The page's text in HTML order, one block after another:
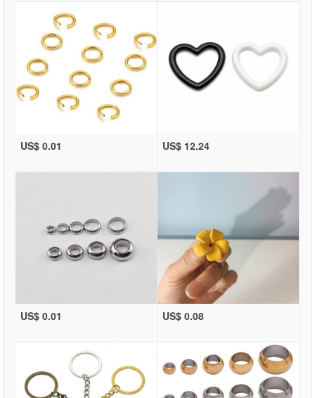
US$ 0.01 US$ 12.24
US$ 0.01 US$ 0.08